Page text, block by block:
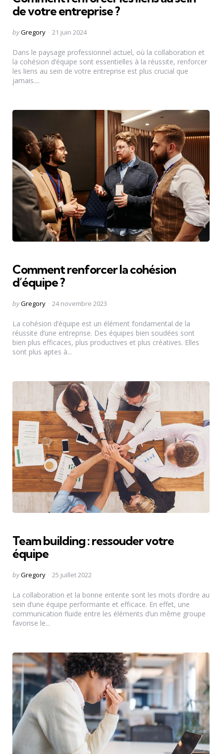
de votre entreprise ?
Posted
byGregory 21 juin 2024
Dans le paysage professionnel actuel, où la collaboration et
la cohésion d’équipe sont essentielles à la réussite, renforcer
les liens au sein de votre entreprise est plus crucial que
jamais....
Comment renforcer la cohésion
d’équipe ?
Posted
byGregory 24 novembre 2023
La cohésion d’équipe est un élément fondamental de la
réussite d’une entreprise. Des équipes bien soudées sont
bien plus efficaces, plus productives et plus créatives. Elles
sont plus aptes à...
Team building : ressouder votre
équipe
Posted
byGregory 25 juillet 2022
La collaboration et la bonne entente sont les mots d’ordre au
sein d’une équipe performante et efficace. En effet, une
communication fluide entre les éléments d’un même groupe
favorise le...